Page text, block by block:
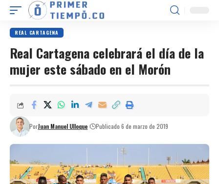
REAL CARTAGENA
Real Cartagena celebrará el día de la
mujer este sábado en el Morón
PorJuan Manuel Ulloque Publicado 6 de marzo de 2019